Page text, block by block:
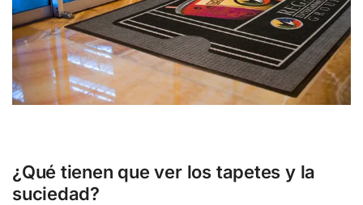
¿Qué tienen que ver los tapetes y la
suciedad?